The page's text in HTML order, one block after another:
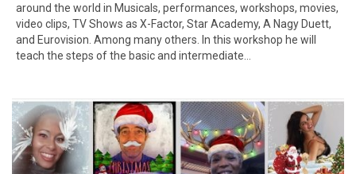
around the world in Musicals, performances, workshops, movies,
video clips, TV Shows as X-Factor, Star Academy, A Nagy Duett,
and Eurovision. Among many others. In this workshop he will
teach the steps of the basic and intermediate…